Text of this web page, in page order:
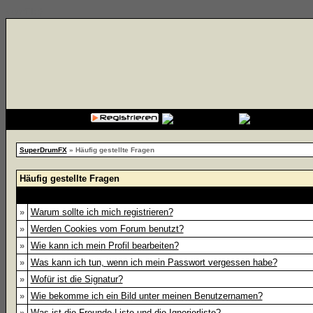
SuperDrumFX» Häufig gestellte Fragen
Häufig gestellte Fragen
»
Warum sollte ich mich registrieren?
»
Werden Cookies vom Forum benutzt?
»
Wie kann ich mein Profil bearbeiten?
»
Was kann ich tun, wenn ich mein Passwort vergessen habe?
»
Wofür ist die Signatur?
»
Wie bekomme ich ein Bild unter meinen Benutzernamen?